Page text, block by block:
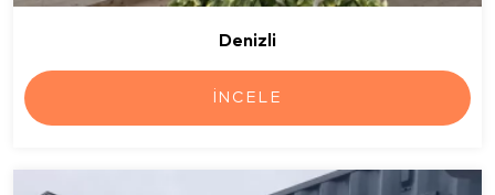
Denizli
İNCELE